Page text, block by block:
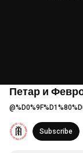
Петар и
@
Subscribe